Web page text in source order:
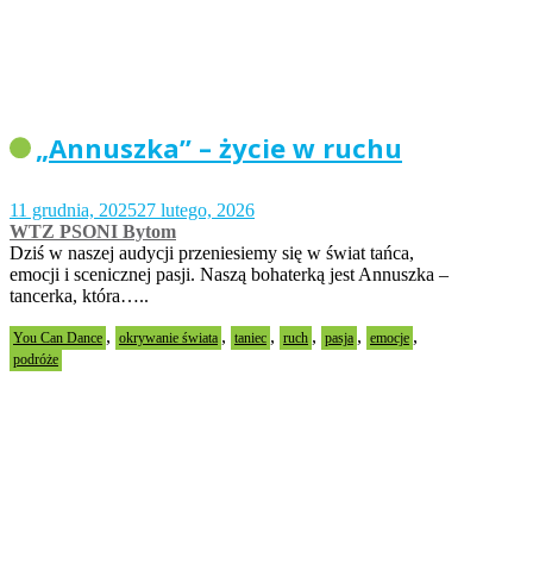
„Annuszka” – życie w ruchu
11 grudnia, 202527 lutego, 2026
WTZ PSONI Bytom
Dziś w naszej audycji przeniesiemy się w świat tańca,
emocji i scenicznej pasji. Naszą bohaterką jest Annuszka –
tancerka, która…..
You Can Dance , okrywanie świata , taniec , ruch , pasja , emocje ,
podróże